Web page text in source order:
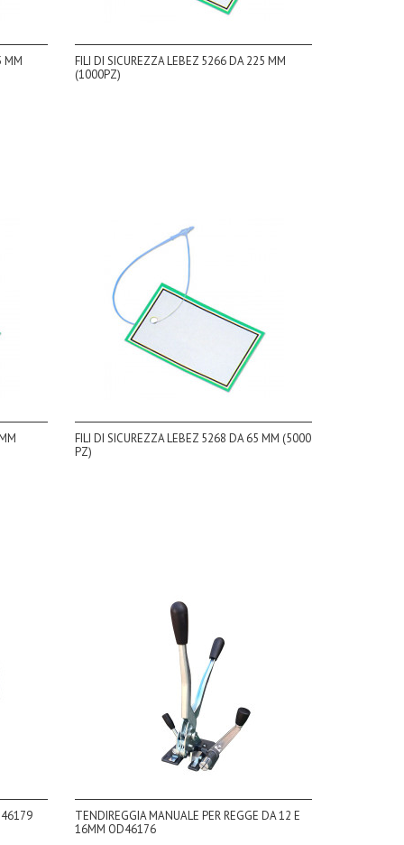
MM
FILI DI SICUREZZA LEBEZ 5266 DA 225 MM
(1000PZ)
FILI DI SICUREZZA LEBEZ 5268 DA 65 MM (5000
PZ)
TENDIREGGIA MANUALE PER REGGE DA 12 E
16MM OD46176